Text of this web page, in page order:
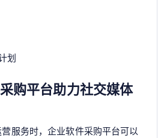
划
购平台助力社交媒体
服务时，企业软件采购平台可以